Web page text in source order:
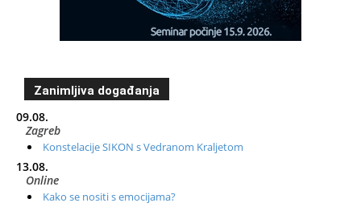
Zanimljiva događanja
09.08.
Zagreb
Konstelacije SIKON s Vedranom Kraljetom
13.08.
Online
Kako se nositi s emocijama?